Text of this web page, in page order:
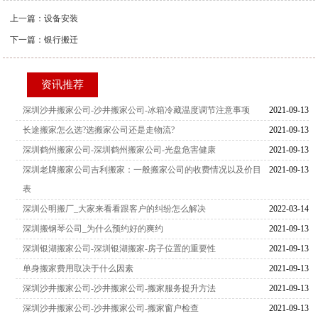
上一篇：设备安装
下一篇：银行搬迁
资讯推荐
2021-09-13
深圳沙井搬家公司-沙井搬家公司-冰箱冷藏温度调节注意事项
2021-09-13
长途搬家怎么选?选搬家公司还是走物流?
2021-09-13
深圳鹤州搬家公司-深圳鹤州搬家公司-光盘危害健康
2021-09-13
深圳老牌搬家公司吉利搬家：一般搬家公司的收费情况以及价目
表
2022-03-14
深圳公明搬厂_大家来看看跟客户的纠纷怎么解决
2021-09-13
深圳搬钢琴公司_为什么预约好的爽约
2021-09-13
深圳银湖搬家公司-深圳银湖搬家-房子位置的重要性
2021-09-13
单身搬家费用取决于什么因素
2021-09-13
深圳沙井搬家公司-沙井搬家公司-搬家服务提升方法
2021-09-13
深圳沙井搬家公司-沙井搬家公司-搬家窗户检查